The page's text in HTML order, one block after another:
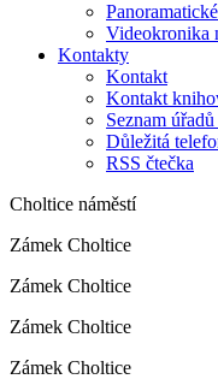
Videokronika
Kontakty
Kontakt
Kontakt
Seznam
Důležitá
RSS čtečka
Choltice náměstí
Zámek Choltice
Zámek Choltice
Zámek Choltice
Zámek Choltice